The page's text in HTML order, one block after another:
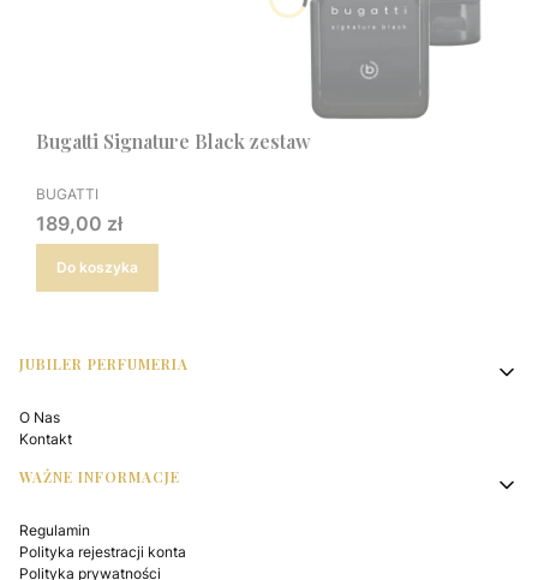
Bugatti Signature Black zestaw
PRODUCENT
BUGATTI
Cena
189,00 zł
Do koszyka
Linki w stopce
JUBILER PERFUMERIA
O Nas
Kontakt
WAŻNE INFORMACJE
Regulamin
Polityka rejestracji konta
Polityka prywatności